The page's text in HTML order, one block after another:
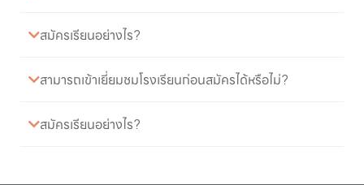
สมัครเรียนอย่างไร?
สามารถเข้าเยี่ยมชมโรงเรียนก่อนสมัครได้หรือไม่?
สมัครเรียนอย่างไร?